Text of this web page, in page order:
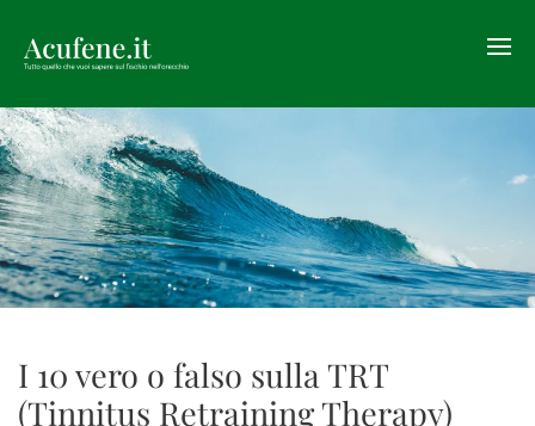
I 10 vero o falso sulla TRT
(Tinnitus Retraining Therapy)